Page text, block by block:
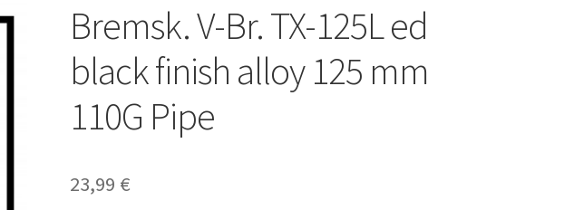
Bremsk. V-Br. TX-125L ed
black finish alloy 125 mm
110G Pipe
23,99 €